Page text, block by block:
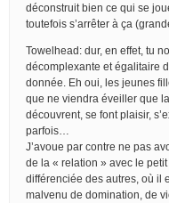
déconstruit bien ce qui se
toutefois s’arrêter à ça
Towelhead: dur, en effet, tu
décomplexante et égalitaire
donnée. Eh oui, les jeunes
que ne viendra éveiller que
découvrent, se font plaisir,
parfois…
J’avoue par contre ne pas
de la « relation » avec le
différenciée des autres, où il
malvenu de domination, de